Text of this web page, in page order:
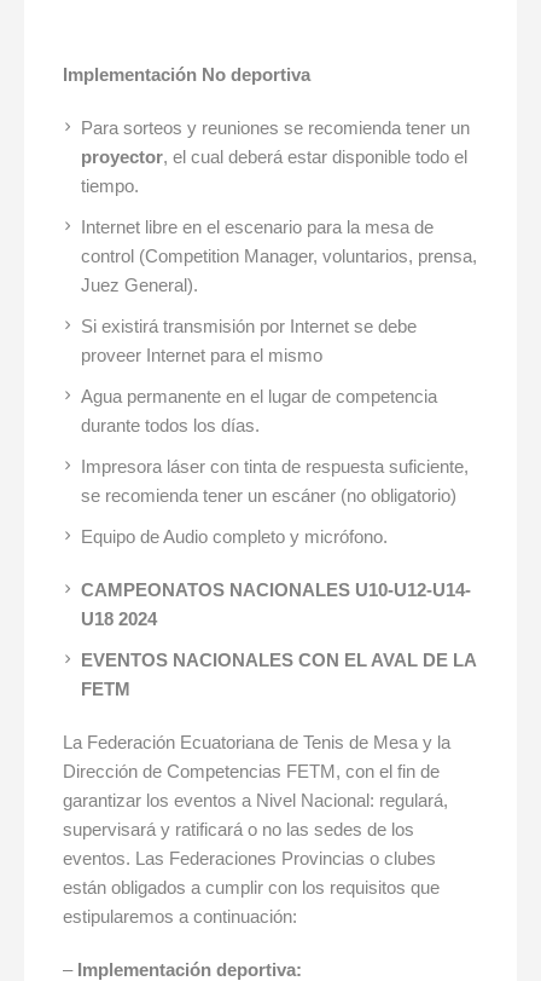
Implementación No deportiva
Para sorteos y reuniones se recomienda tener un
proyector, el cual deberá estar disponible todo el
tiempo.
Internet libre en el escenario para la mesa de
control (Competition Manager, voluntarios, prensa,
Juez General).
Si existirá transmisión por Internet se debe
proveer Internet para el mismo
Agua permanente en el lugar de competencia
durante todos los días.
Impresora láser con tinta de respuesta suficiente,
se recomienda tener un escáner (no obligatorio)
Equipo de Audio completo y micrófono.
CAMPEONATOS NACIONALES U10-U12-U14-
U18 2024
EVENTOS NACIONALES CON EL AVAL DE LA
FETM
La Federación Ecuatoriana de Tenis de Mesa y la
Dirección de Competencias FETM, con el fin de
garantizar los eventos a Nivel Nacional: regulará,
supervisará y ratificará o no las sedes de los
eventos. Las Federaciones Provincias o clubes
están obligados a cumplir con los requisitos que
estipularemos a continuación:
– Implementación deportiva: